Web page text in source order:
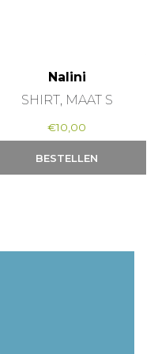
Nalini
SHIRT, MAAT S
€10,00
BESTELLEN